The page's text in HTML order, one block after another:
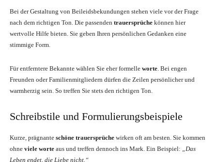
Bei der Gestaltung von Beileidsbekundungen stehen viele vor der Frage
nach dem richtigen Ton. Die passenden trauersprüche können hier
wertvolle Hilfe bieten. Sie geben Ihren persönlichen Gedanken eine
stimmige Form.
Für entferntere Bekannte wählen Sie eher formelle worte. Bei engen
Freunden oder Familienmitgliedern dürfen die Zeilen persönlicher und
warmherzig sein. So treffen Sie stets den richtigen Ton.
Schreibstile und Formulierungsbeispiele
Kurze, prägnante schöne trauersprüche wirken oft am besten. Sie kommen
ohne viele worte aus und treffen dennoch ins Mark. Ein Beispiel: „Das
Leben endet, die Liebe nicht.“